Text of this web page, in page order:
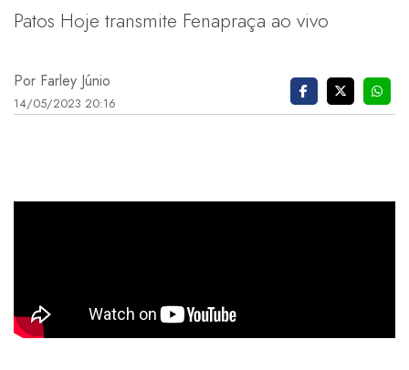
Patos Hoje transmite Fenapraça ao vivo
Por Farley Júnio
14/05/2023 20:16